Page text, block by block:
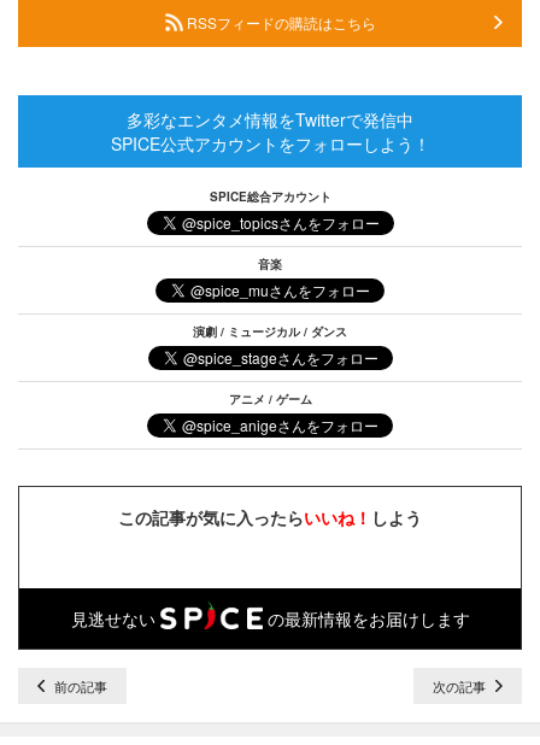
RSSフィードの購読はこちら
多彩なエンタメ情報をTwitterで発信中
SPICE公式アカウントをフォローしよう！
SPICE総合アカウント
音楽
演劇 / ミュージカル / ダンス
アニメ / ゲーム
この記事が気に入ったらいいね！ しよう
見逃せない の最新情報をお届けします
前の記事 次の記事